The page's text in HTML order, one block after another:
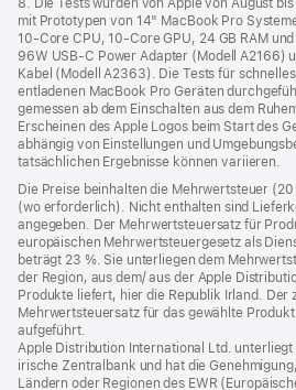
mit Prototypen von 14" MacBook Pro
10‑Core CPU, 10‑Core GPU, 24 GB RAM
96W USB‑C Power Adapter (Modell A2166)
Kabel (Modell A2363). Die Tests für
entladenen MacBook Pro Geräten
gemessen ab dem Einschalten aus dem
Erscheinen des Apple Logos beim Start des
abhängig von Einstellungen und
tatsächlichen Ergebnisse können variieren.
Die Preise beinhalten die Mehrwertsteuer
(wo erforderlich). Nicht enthalten sind
angegeben. Der Mehrwertsteuersatz für
europäischen Mehrwertsteuergesetz als
beträgt 23 %. Sie unterliegen dem
der Region, aus dem/ aus der Apple
Produkte liefert, hier die Republik Irland. Der
Mehrwertsteuersatz für das gewählte
aufgeführt.
Apple Distribution International Ltd.
irische Zentralbank und hat die
Ländern oder Regionen des EWR